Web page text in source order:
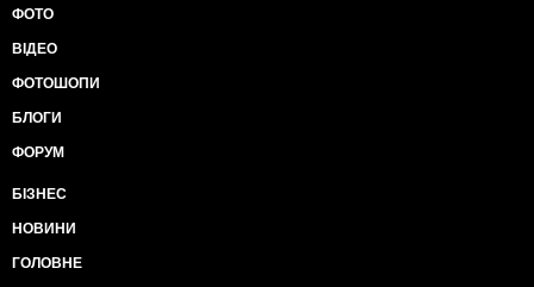
ФОТО
ВІДЕО
ФОТОШОПИ
БЛОГИ
ФОРУМ
БІЗНЕС
НОВИНИ
ГОЛОВНЕ